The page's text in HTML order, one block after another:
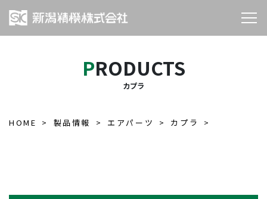
PRODUCTS
カプラ
HOME 製品情報 エアパーツ カプラ